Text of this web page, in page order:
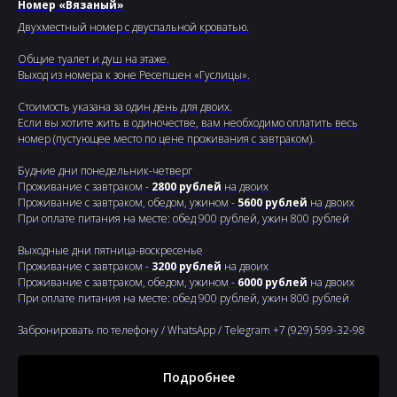
Номер «Вязаный»
Двухместный номер с двуспальной кроватью.
Общие туалет и душ на этаже.
Выход из номера к зоне Ресепшен «Гуслицы».
Стоимость указана за один день для двоих.
Если вы хотите жить в одиночестве, вам необходимо оплатить весь
номер (пустующее место по цене проживания с завтраком).
Будние дни понедельник-четверг
Проживание с завтраком - 2800 рублей на двоих
Проживание с завтраком, обедом, ужином - 5600 рублей на двоих
При оплате питания на месте: обед 900 рублей, ужин 800 рублей
Выходные дни пятница-воскресенье
Проживание с завтраком - 3200 рублей на двоих
Проживание с завтраком, обедом, ужином - 6000 рублей на двоих
При оплате питания на месте: обед 900 рублей, ужин 800 рублей
Забронировать по телефону / WhatsApp / Telegram +7 (929) 599-32-98
Подробнее